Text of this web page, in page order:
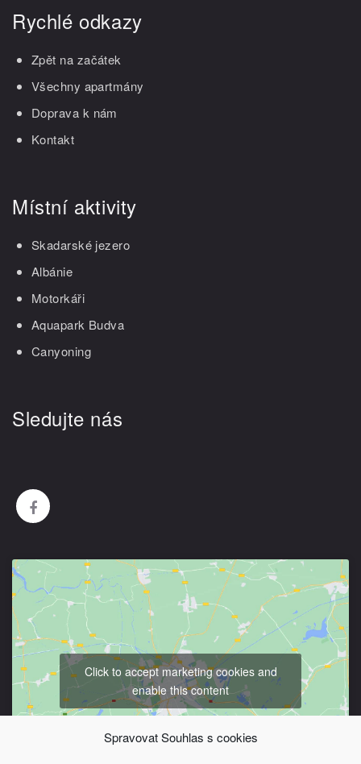
Spravovat Souhlas s cookies
Rychlé odkazy
Zpět na začátek
Všechny apartmány
Doprava k nám
Kontakt
Místní aktivity
Skadarské jezero
Albánie
Motorkáři
Aquapark Budva
Canyoning
Sledujte nás
Click to accept marketing cookies and
enable this content